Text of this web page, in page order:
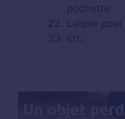
pochette
Laisse
Etc.